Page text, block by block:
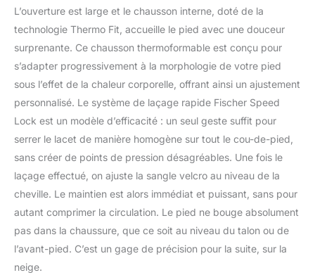
L’ouverture est large et le chausson interne, doté de la
technologie Thermo Fit, accueille le pied avec une douceur
surprenante. Ce chausson thermoformable est conçu pour
s’adapter progressivement à la morphologie de votre pied
sous l’effet de la chaleur corporelle, offrant ainsi un ajustement
personnalisé. Le système de laçage rapide Fischer Speed
Lock est un modèle d’efficacité : un seul geste suffit pour
serrer le lacet de manière homogène sur tout le cou-de-pied,
sans créer de points de pression désagréables. Une fois le
laçage effectué, on ajuste la sangle velcro au niveau de la
cheville. Le maintien est alors immédiat et puissant, sans pour
autant comprimer la circulation. Le pied ne bouge absolument
pas dans la chaussure, que ce soit au niveau du talon ou de
l’avant-pied. C’est un gage de précision pour la suite, sur la
neige.